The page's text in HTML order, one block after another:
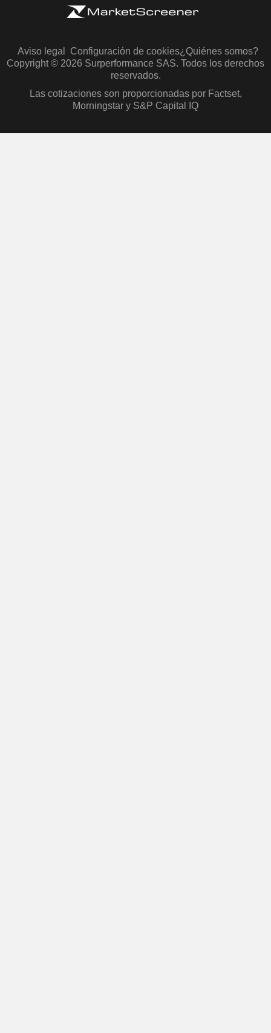
Aviso legal Configuración de cookies¿Quiénes somos?
Copyright © 2026 Surperformance SAS. Todos los derechos
reservados.
Las cotizaciones son proporcionadas por Factset,
Morningstar y S&P Capital IQ